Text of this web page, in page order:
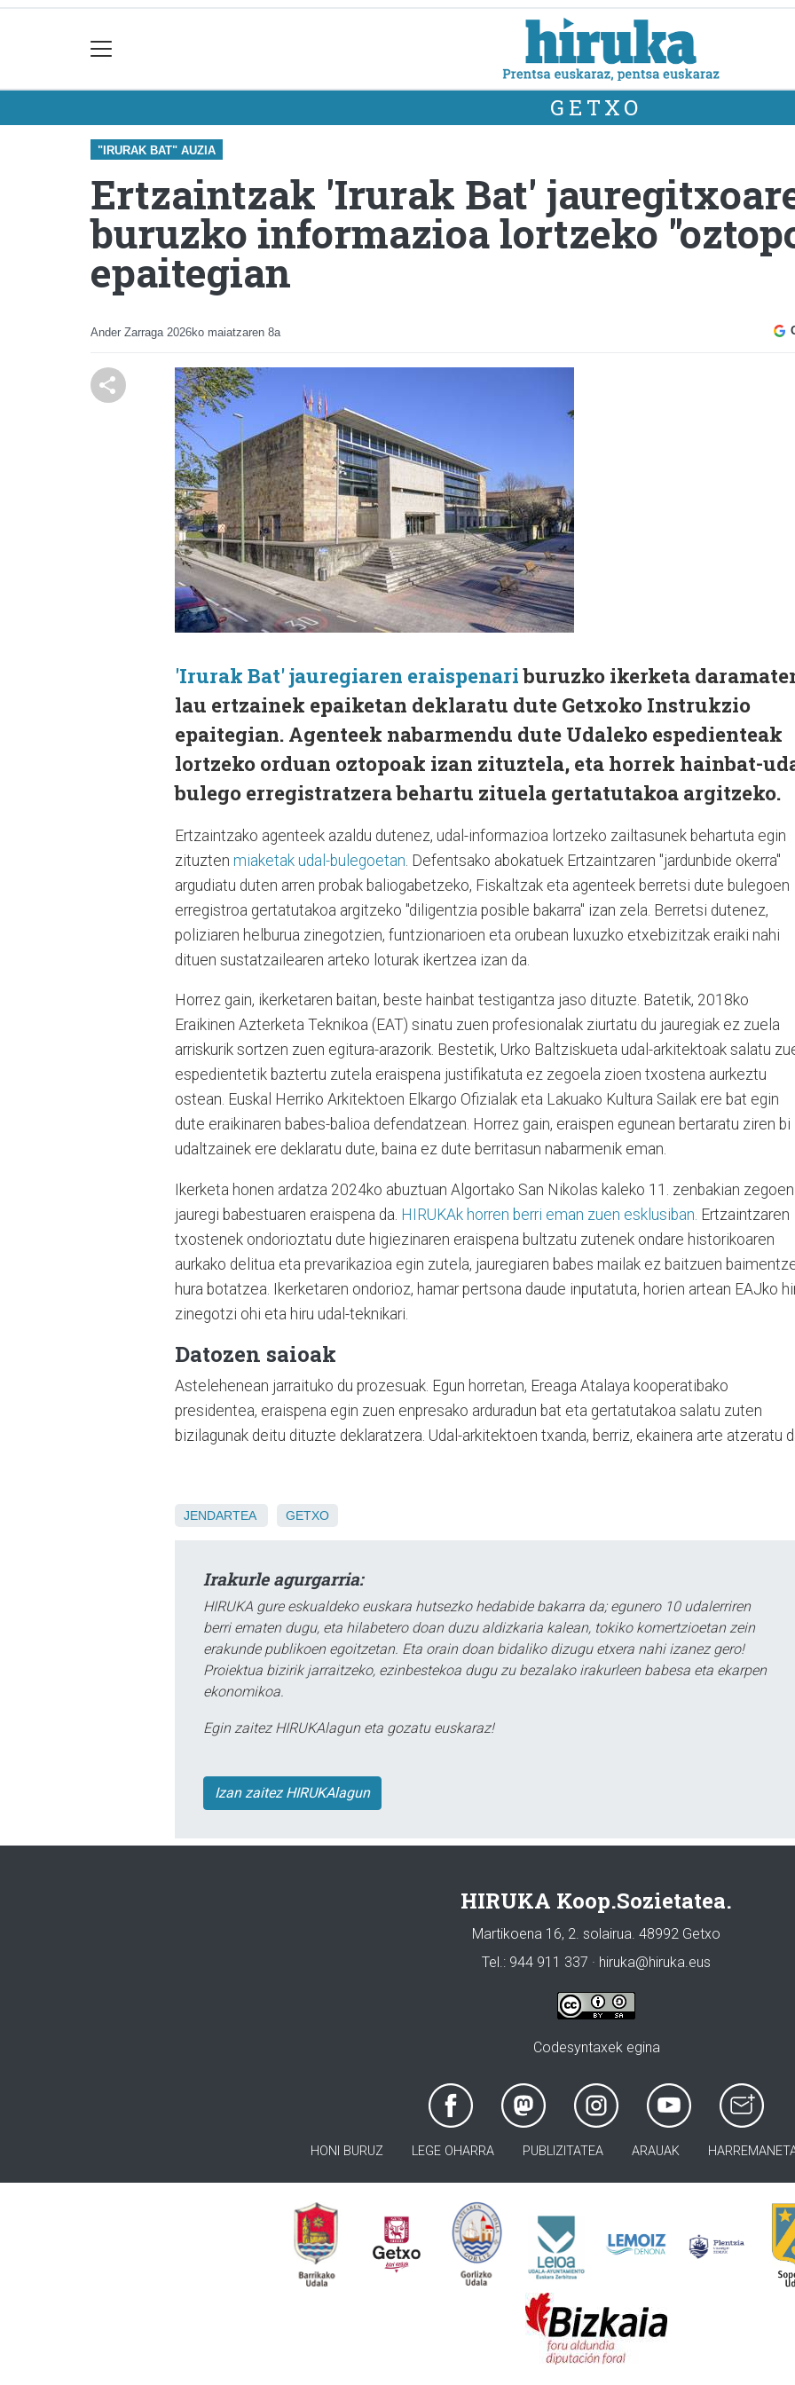
GETXO
"IRURAK BAT" AUZIA
Ertzaintzak 'Irurak Bat'
buruzko informazioa lortzeko
epaitegian
Ander Zarraga 2026ko maiatzaren 8a
'Irurak Bat' jauregiaren eraispenariburuzko ikerketa
lau ertzainek epaiketan deklaratu dute Getxoko Instrukzio
epaitegian. Agenteek nabarmendu dute Udaleko espedienteak
lortzeko orduan oztopoak izan zituztela, eta horrek hainbat-
bulego erregistratzera behartu zituela gertatutakoa argitzeko.
Ertzaintzako agenteek azaldu dutenez, udal-informazioa lortzeko zailtasunek behartuta egin
zituzten miaketak udal-bulegoetan . Defentsako abokatuek Ertzaintzaren "jardunbide okerra"
argudiatu duten arren probak baliogabetzeko, Fiskaltzak eta agenteek berretsi dute bulegoen
erregistroa gertatutakoa argitzeko "diligentzia posible bakarra" izan zela. Berretsi dutenez,
poliziaren helburua zinegotzien, funtzionarioen eta orubean luxuzko etxebizitzak eraiki nahi
dituen sustatzailearen arteko loturak ikertzea izan da.
Horrez gain, ikerketaren baitan, beste hainbat testigantza jaso dituzte. Batetik, 2018ko
Eraikinen Azterketa Teknikoa (EAT) sinatu zuen profesionalak ziurtatu du jauregiak ez zuela
arriskurik sortzen zuen egitura-arazorik. Bestetik, Urko Baltziskueta udal-arkitektoak salatu
espedientetik baztertu zutela eraispena justifikatuta ez zegoela zioen txostena aurkeztu
ostean. Euskal Herriko Arkitektoen Elkargo Ofizialak eta Lakuako Kultura Sailak ere bat egin
dute eraikinaren babes-balioa defendatzean. Horrez gain, eraispen egunean bertaratu ziren bi
udaltzainek ere deklaratu dute, baina ez dute berritasun nabarmenik eman.
Ikerketa honen ardatza 2024ko abuztuan Algortako San Nikolas kaleko 11. zenbakian zegoen
jauregi babestuaren eraispena da. HIRUKAk horren berri eman zuen esklusiban. Ertzaintzaren
txostenek ondorioztatu dute higiezinaren eraispena bultzatu zutenek ondare historikoaren
aurkako delitua eta prevarikazioa egin zutela, jauregiaren babes mailak ez baitzuen
hura botatzea. Ikerketaren ondorioz, hamar pertsona daude inputatuta, horien artean EAJko
zinegotzi ohi eta hiru udal-teknikari.
Datozen saioak
Astelehenean jarraituko du prozesuak. Egun horretan, Ereaga Atalaya kooperatibako
presidentea, eraispena egin zuen enpresako arduradun bat eta gertatutakoa salatu zuten
bizilagunak deitu dituzte deklaratzera. Udal-arkitektoen txanda, berriz, ekainera arte atzeratu
JENDARTEA GETXO
Irakurle agurgarria:
HIRUKA gure eskualdeko euskara hutsezko hedabide bakarra da; egunero 10 udalerriren
berri ematen dugu, eta hilabetero doan duzu aldizkaria kalean, tokiko komertzioetan zein
erakunde publikoen egoitzetan. Eta orain doan bidaliko dizugu etxera nahi izanez gero!
Proiektua bizirik jarraitzeko, ezinbestekoa dugu zu bezalako irakurleen babesa eta ekarpen
ekonomikoa.
Egin zaitez HIRUKAlagun eta gozatu euskaraz!
Izan zaitez HIRUKAlagun
HIRUKA Koop.Sozietatea.
Martikoena 16, 2. solairua. 48992 Getxo
Tel.: 944 911 337 · hiruka@hiruka.eus
Codesyntaxek egina
HONI BURUZ LEGE OHARRA PUBLIZITATEA ARAUAK